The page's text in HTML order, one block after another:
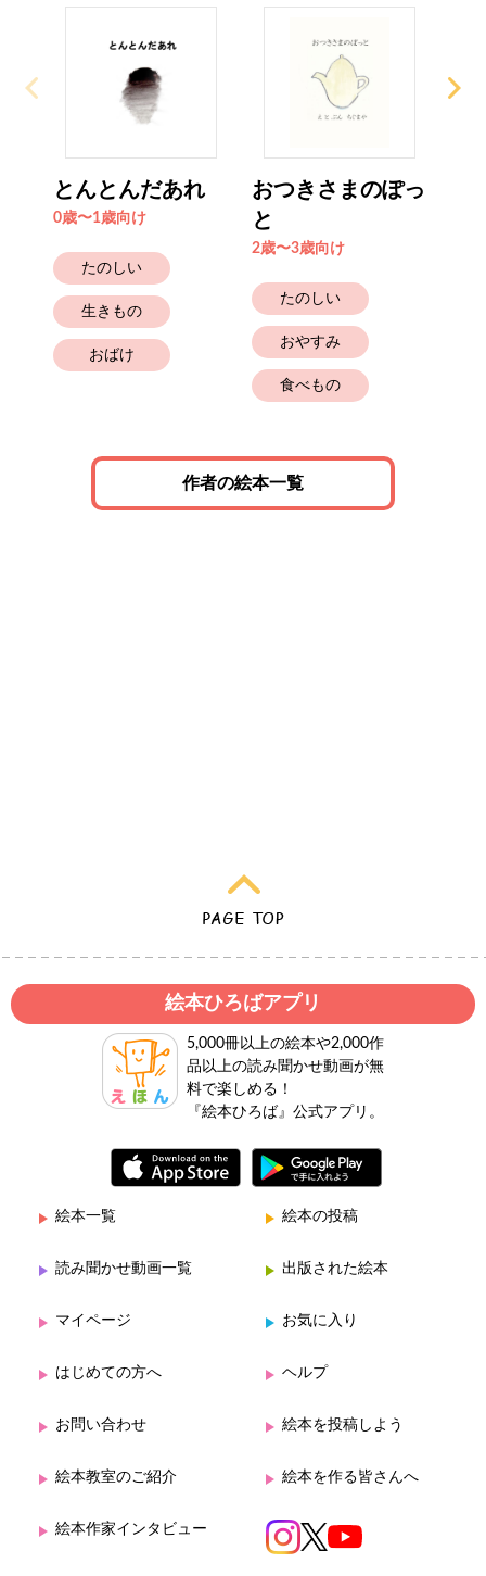
とんとんだあれ
0歳〜1歳向け
たのしい
生きもの
おばけ
おつきさまのぽっ
と
2歳〜3歳向け
たのしい
おやすみ
食べもの
作者の絵本一覧
絵本ひろばアプリ
5,000冊以上の絵本や2,000作
品以上の読み聞かせ動画が無
料で楽しめる！
『絵本ひろば』公式アプリ。
絵本一覧 絵本の投稿
読み聞かせ動画一覧 出版された絵本
マイページ お気に入り
はじめての方へ ヘルプ
お問い合わせ 絵本を投稿しよう
絵本教室のご紹介 絵本を作る皆さんへ
絵本作家インタビュー